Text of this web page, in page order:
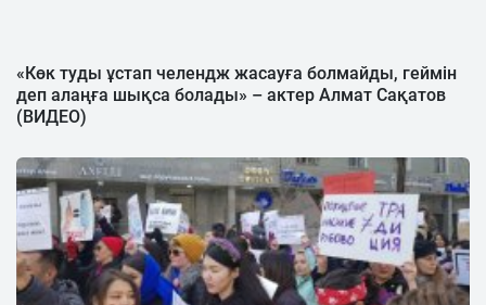
«Көк туды ұстап челендж жасауға болмайды, геймін
деп алаңға шықса болады» – актер Алмат Сақатов
(ВИДЕО)